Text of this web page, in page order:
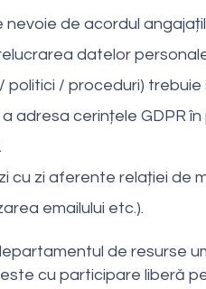
nevoie de acordul
datelor
/ proceduri) trebuie
adresa cerințele GDPR în
zi aferente relației de
emailului etc.).
de resurse
cu participare liberă